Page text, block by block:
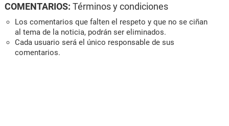
COMENTARIOS: Términos y condiciones
Los comentarios que falten el respeto y que no se ciñan
al tema de la noticia, podrán ser eliminados.
Cada usuario será el único responsable de sus
comentarios.